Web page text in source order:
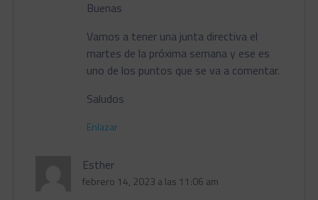
Buenas
Vamos a tener una junta directiva el
martes de la próxima semana y ese es
uno de los puntos que se va a comentar.
Saludos
Enlazar
Esther
febrero 14, 2023 a las 11:06 am